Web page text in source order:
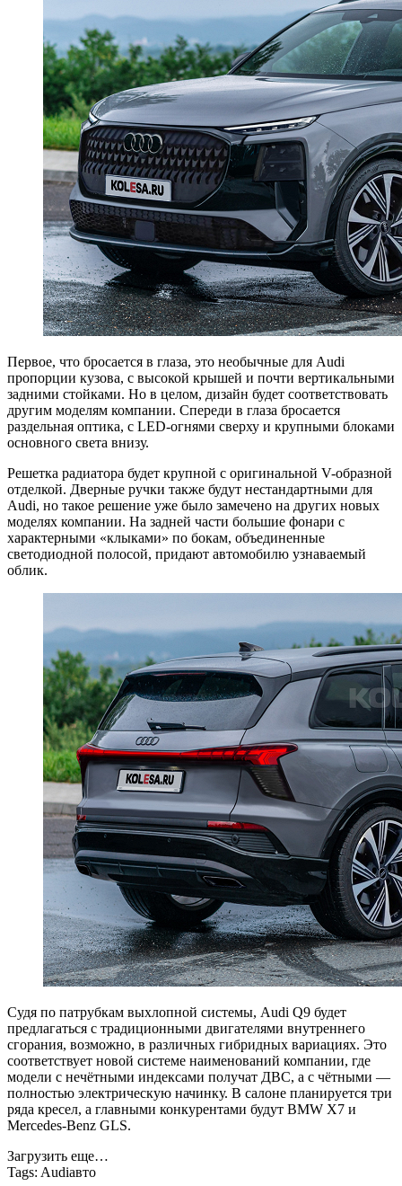
Первое, что бросается в глаза, это необычные для Audi
пропорции кузова, с высокой крышей и почти вертикальными
задними стойками. Но в целом, дизайн будет соответствовать
другим моделям компании. Спереди в глаза бросается
раздельная оптика, с LED-огнями сверху и крупными блоками
основного света внизу.
Решетка радиатора будет крупной с оригинальной V-образной
отделкой. Дверные ручки также будут нестандартными для
Audi, но такое решение уже было замечено на других новых
моделях компании. На задней части большие фонари с
характерными «клыками» по бокам, объединенные
светодиодной полосой, придают автомобилю узнаваемый
облик.
Судя по патрубкам выхлопной системы, Audi Q9 будет
предлагаться с традиционными двигателями внутреннего
сгорания, возможно, в различных гибридных вариациях. Это
соответствует новой системе наименований компании, где
модели с нечётными индексами получат ДВС, а с чётными —
полностью электрическую начинку. В салоне планируется три
ряда кресел, а главными конкурентами будут BMW X7 и
Mercedes-Benz GLS.
Загрузить еще…
Tags: Audiавто